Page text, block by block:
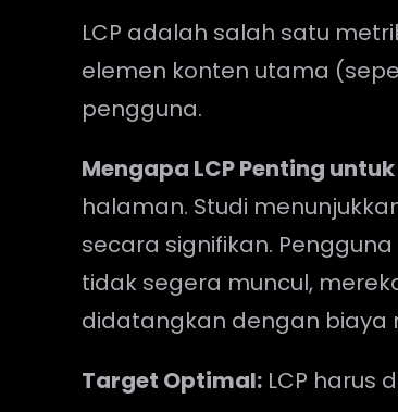
LCP adalah salah satu
elemen konten utama
pengguna.
Mengapa LCP Penting
halaman. Studi
secara signifikan.
tidak segera muncul,
didatangkan dengan biaya
Target Optimal: LCP harus